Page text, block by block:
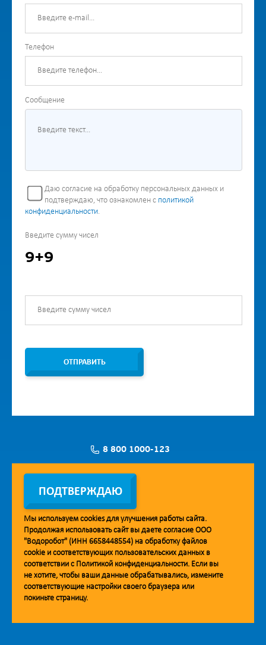
Телефон
Сообщение
Даю согласие на обработку персональных данных и
подтверждаю, что ознакомлен с политикой
конфиденциальности.
Введите сумму чисел
9+9
ОТПРАВИТЬ
8 800 1000-123
Заявка на установку
Мобильное приложение Vodorobot
ПОДТВЕРЖДАЮ
Мы используем cookiesдля улучшения работы сайта.
Продолжая использовать сайт вы даете согласие ООО
"Водоробот" (ИНН 6658448554) на обработку файлов
cookie и соответствующих пользовательских данных в
соответствии с Политикой конфиденциальности. Если вы
не хотите, чтобы ваши данные обрабатывались, измените
соответствующие настройки своего браузера или
покиньте страницу.